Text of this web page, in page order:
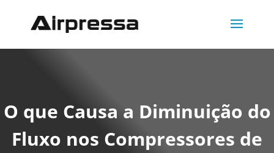
O que Causa a Diminuição do
Fluxo nos Compressores de